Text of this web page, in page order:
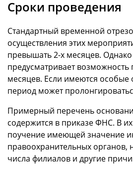
Сроки проведения
Стандартный временной
осуществления этих
превышать 2-х месяцев. Однако
предусматривает возможность
месяцев. Если имеются особые
период может
Примерный перечень
содержится в приказе ФНС. В
поучение имеющей значение
правоохранительных органов,
числа филиалов и другие